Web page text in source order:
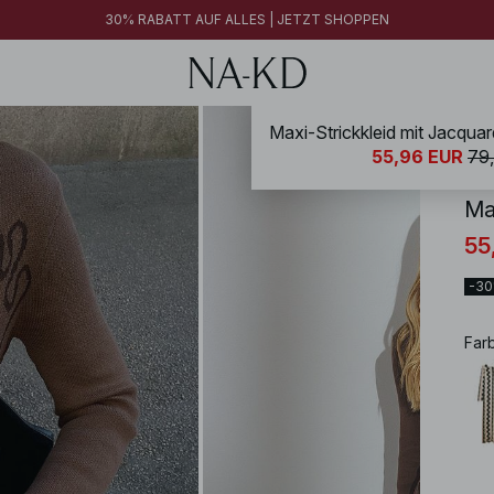
30% RABATT AUF ALLES | JETZT SHOPPEN
NA-
-
Maxi-Strickkleid mit
55,96 EUR